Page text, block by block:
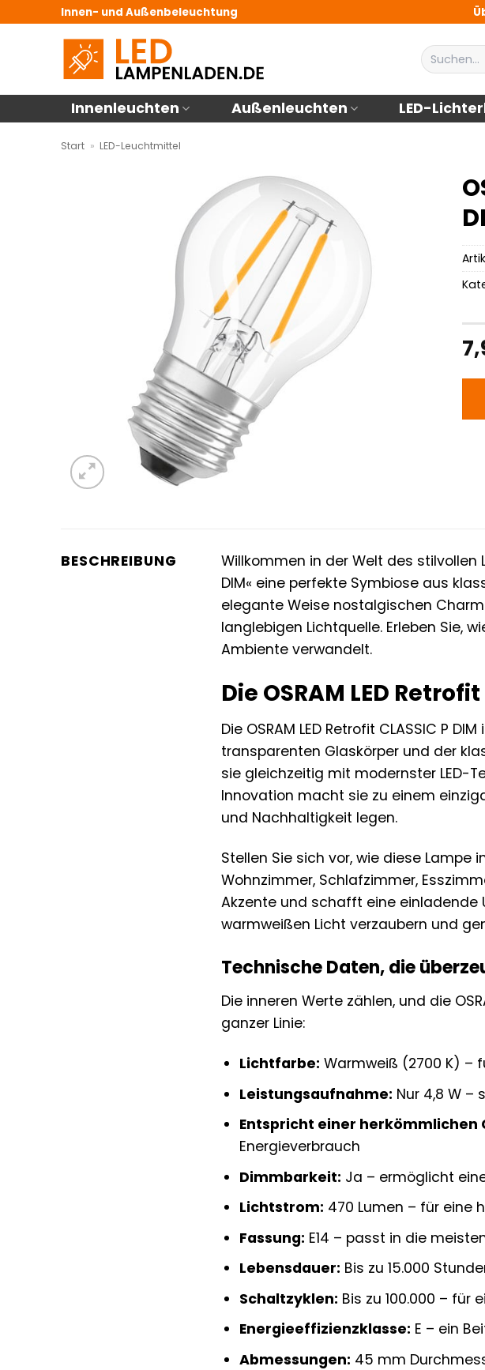
Innen- und Außenbeleuchtung
Suchen
nach:
Innenleuchten Außenleuchten LED-
Start » LED-Leuchtmittel
BESCHREIBUNG Willkommen in der Welt des stilvollen
DIM« eine perfekte Symbiose aus
elegante Weise nostalgischen
langlebigen Lichtquelle. Erleben Sie,
Ambiente verwandelt.
Die OSRAM LED
Die OSRAM LED Retrofit CLASSIC P
transparenten Glaskörper und der
sie gleichzeitig mit modernster LED-
Innovation macht sie zu einem
und Nachhaltigkeit legen.
Stellen Sie sich vor, wie diese
Wohnzimmer, Schlafzimmer,
Akzente und schafft eine einladende
warmweißen Licht verzaubern und
Technische Daten, die
Die inneren Werte zählen, und die
ganzer Linie:
Lichtfarbe: Warmweiß (2700 K) –
Leistungsaufnahme: Nur 4,8 W –
Entspricht einer herkömmlichen
Energieverbrauch
Dimmbarkeit: Ja – ermöglicht
Lichtstrom: 470 Lumen – für eine
Fassung: E14 – passt in die
Lebensdauer: Bis zu 15.000
Schaltzyklen: Bis zu 100.000 –
Energieeffizienzklasse: E – ein
Abmessungen: 45 mm